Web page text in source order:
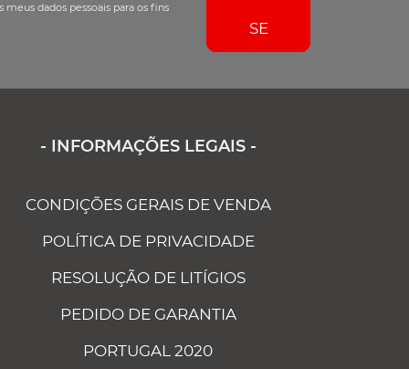
meus dados pessoais para os fins
SE
- INFORMAÇÕES LEGAIS -
CONDIÇÕES GERAIS DE VENDA
POLÍTICA DE PRIVACIDADE
RESOLUÇÃO DE LITÍGIOS
PEDIDO DE GARANTIA
PORTUGAL 2020